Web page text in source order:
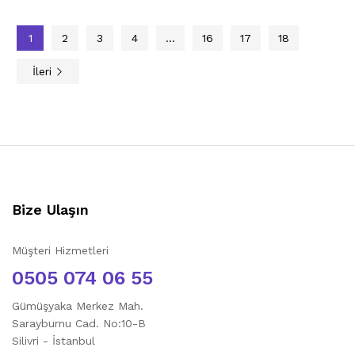
1 2 3 4 … 16 17 18
İleri
Bize Ulaşın
Müşteri Hizmetleri
0505 074 06 55
Gümüşyaka Merkez Mah.
Sarayburnu Cad. No:10-B
Silivri - İstanbul